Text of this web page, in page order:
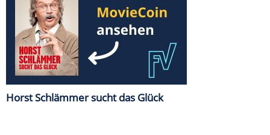
Horst Schlämmer sucht das Glück